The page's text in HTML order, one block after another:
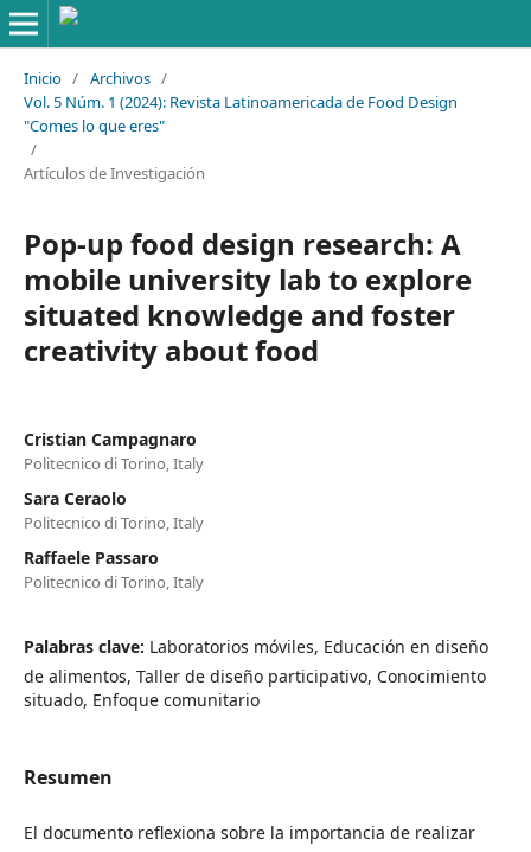
Inicio / Archivos /
Vol. 5 Núm. 1 (2024): Revista Latinoamericada de Food Design
"Comes lo que eres"
/
Artículos de Investigación
Pop-up food design research: A
mobile university lab to explore
situated knowledge and foster
creativity about food
Cristian Campagnaro
Politecnico di Torino, Italy
Sara Ceraolo
Politecnico di Torino, Italy
Raffaele Passaro
Politecnico di Torino, Italy
Palabras clave: Laboratorios móviles, Educación en diseño
de alimentos, Taller de diseño participativo, Conocimiento
situado, Enfoque comunitario
Resumen
El documento reflexiona sobre la importancia de realizar